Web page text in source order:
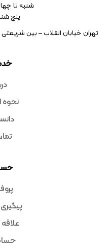
نحوه
شنبه تا
پنج شنبه ۹
تهران خیابان انقلاب – بین